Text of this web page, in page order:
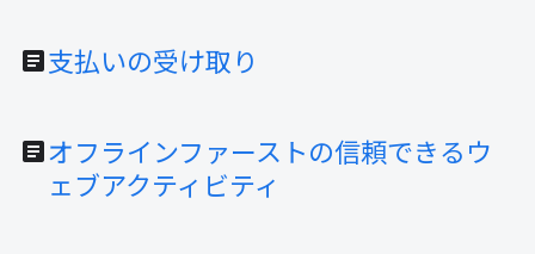
article支払いの受け取り
article オフラインファーストの信頼できるウ
ェブアクティビティ